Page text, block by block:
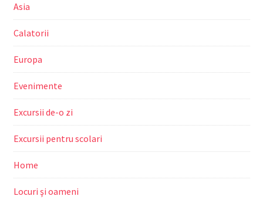
Asia
Calatorii
Europa
Evenimente
Excursii de-o zi
Excursii pentru scolari
Home
Locuri şi oameni